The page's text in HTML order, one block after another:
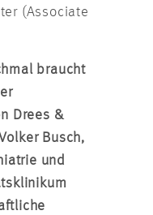
(Associate
braucht
Drees &
Busch,
und